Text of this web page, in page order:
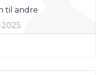
til andre